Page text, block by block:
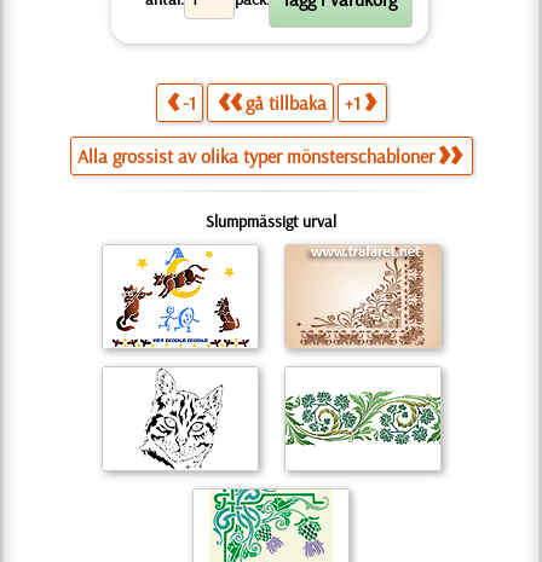
-1 gå tillbaka +1
Alla grossist av olika typer mönsterschabloner
Slumpmässigt urval